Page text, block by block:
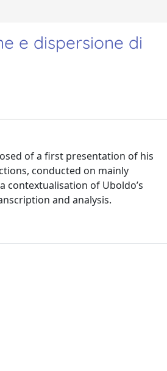
e dispersione di
of a first presentation of his
conducted on mainly
contextualisation of Uboldo’s
and analysis.